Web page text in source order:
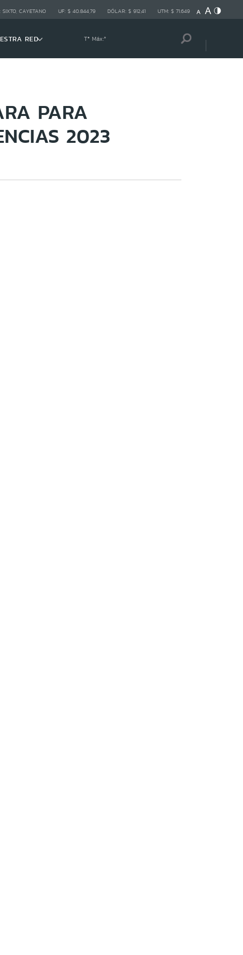
SIXTO, CAYETANO UF: $ 40.844,79 DÓLAR: $ 912,41 UTM: $ 71.649
RED Tª Máx:º
PARA
2023